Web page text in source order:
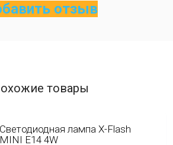
отзыв
товары
Светодиодная лампа X-Flash
MINI E14 4W